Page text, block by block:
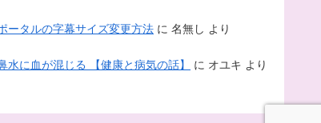
ータルの字幕サイズ変更方法 に 名無し より
水に血が混じる 【健康と病気の話】 に オユキ より